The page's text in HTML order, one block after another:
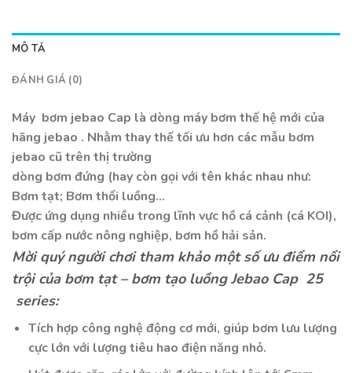
MÔ TẢ
ĐÁNH GIÁ (0)
Máy bơm jebao Cap là dòng máy bơm thế hệ mới của
hãng jebao . Nhằm thay thế tối ưu hơn các mẫu bơm
jebao cũ trên thị trường
dòng bơm đứng (hay còn gọi với tên khác nhau như:
Bơm tạt; Bơm thổi luồng…
Được ứng dụng nhiều trong lĩnh vực hồ cá cảnh (cá KOI),
bơm cấp nước nông nghiệp, bơm hồ hải sản.
Mời quý người chơi tham khảo một số ưu điểm nổi
trội của bơm tạt – bơm tạo luồng Jebao Cap 25
series:
Tích hợp công nghệ động cơ mới, giúp bơm lưu lượng
cực lớn với lượng tiêu hao điện năng nhỏ.